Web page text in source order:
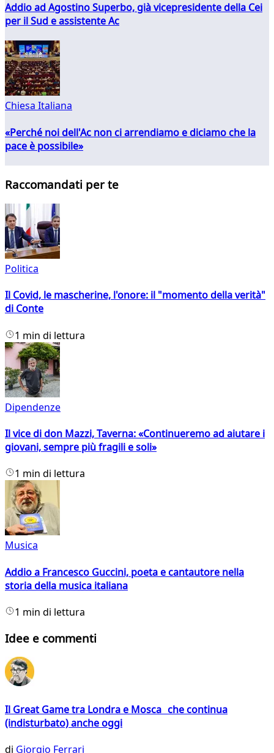
Addio ad Agostino Superbo, già vicepresidente della Cei
per il Sud e assistente Ac
Chiesa Italiana
«Perché noi dell'Ac non ci arrendiamo e diciamo che la
pace è possibile»
Raccomandati per te
Politica
Il Covid, le mascherine, l'onore: il "momento della verità"
di Conte
1 min di lettura
Dipendenze
Il vice di don Mazzi, Taverna: «Continueremo ad aiutare i
giovani, sempre più fragili e soli»
1 min di lettura
Musica
Addio a Francesco Guccini, poeta e cantautore nella
storia della musica italiana
1 min di lettura
Idee e commenti
Il Great Game tra Londra e Mosca che continua
(indisturbato) anche oggi
di Giorgio Ferrari